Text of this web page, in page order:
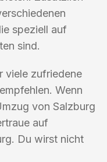
speziell auf
sind.
viele zufriedene
Wenn
von Salzburg
auf
Du wirst nicht